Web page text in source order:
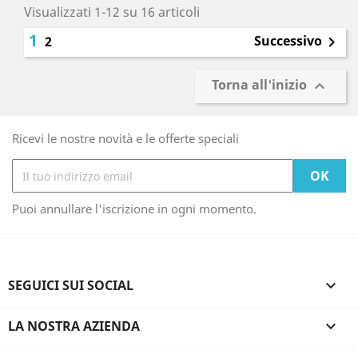
Visualizzati 1-12 su 16 articoli
1 2 Successivo 
Torna all'inizio 
Ricevi le nostre novità e le offerte speciali
Puoi annullare l'iscrizione in ogni momento.
SEGUICI SUI SOCIAL 
LA NOSTRA AZIENDA 